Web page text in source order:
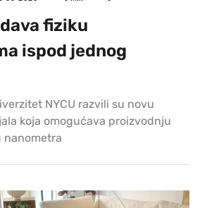
fiziku
ispod jednog
NYCU razvili su novu
koja omogućava proizvodnju
nanometra